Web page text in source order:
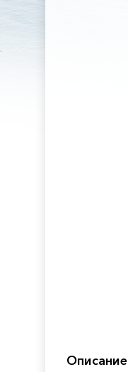
Описание